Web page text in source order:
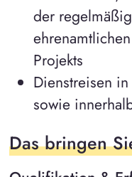
der
Projekts
Dienstreisen
sowie
Das bringen